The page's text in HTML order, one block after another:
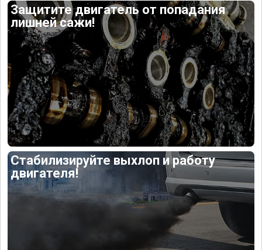
Защитите двигатель от попадания
лишней сажи!
Стабилизируйте выхлоп и работу
двигателя!